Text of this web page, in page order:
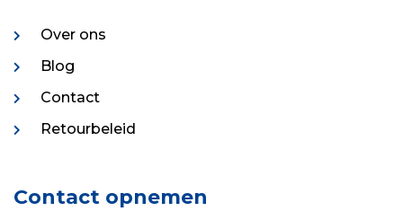
Over ons
Blog
Contact
Retourbeleid
Contact opnemen